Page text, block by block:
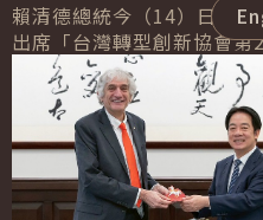
轉型升級 提升百工百業
賴清德總統今（14）日上
出席「台灣轉型創新協會第
會暨第5次理監事會議」時
超過170萬家中小微企業，
供強...
詳細內容